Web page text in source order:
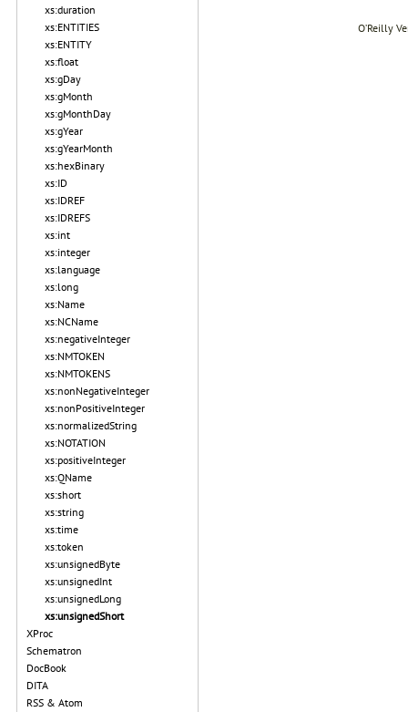
xs:duration
xs:ENTITIES
xs:ENTITY
xs:float
xs:gDay
xs:gMonth
xs:gMonthDay
xs:gYear
xs:gYearMonth
xs:hexBinary
xs:ID
xs:IDREF
xs:IDREFS
xs:int
xs:integer
xs:language
xs:long
xs:Name
xs:NCName
xs:negativeInteger
xs:NMTOKEN
xs:NMTOKENS
xs:nonNegativeInteger
xs:nonPositiveInteger
xs:normalizedString
xs:NOTATION
xs:positiveInteger
xs:QName
xs:short
xs:string
xs:time
xs:token
xs:unsignedByte
xs:unsignedInt
xs:unsignedLong
xs:unsignedShort
XProc
Schematron
DocBook
DITA
RSS & Atom
O’Reilly